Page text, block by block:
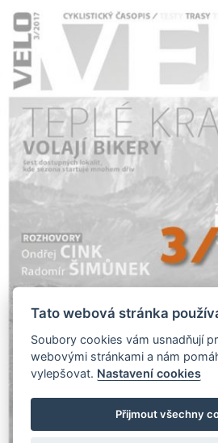
Tato webová stránka
Soubory cookies vám usnadňují
webovými stránkami a nám
vylepšovat. Nastavení cookies
Přijmout všechny